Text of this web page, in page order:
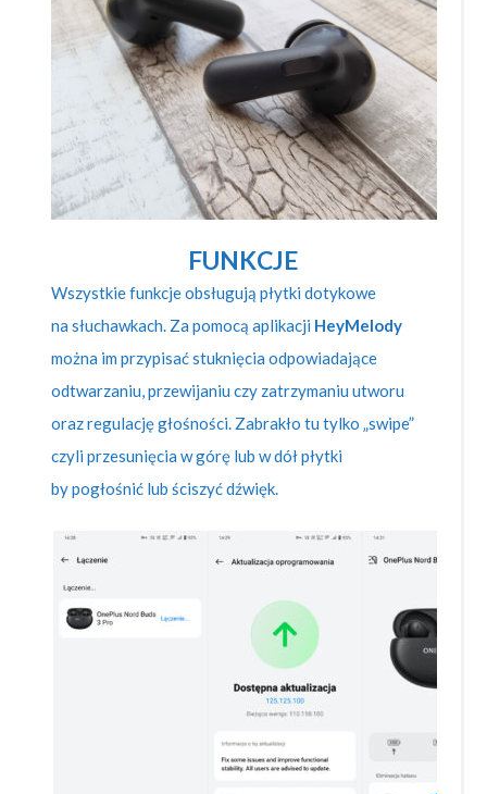
FUNKCJE
Wszystkie funkcje obsługują płytki dotykowe
na słuchawkach. Za pomocą aplikacji HeyMelody
można im przypisać stuknięcia odpowiadające
odtwarzaniu, przewijaniu czy zatrzymaniu utworu
oraz regulację głośności. Zabrakło tu tylko „swipe”
czyli przesunięcia w górę lub w dół płytki
by pogłośnić lub ściszyć dźwięk.